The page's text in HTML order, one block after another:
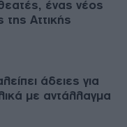
ένας νέος
της Αττικής
άδειες για
με αντάλλαγμα